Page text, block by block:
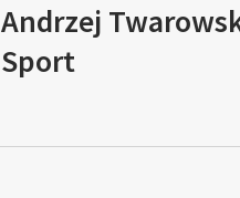
Andrzej
Sport